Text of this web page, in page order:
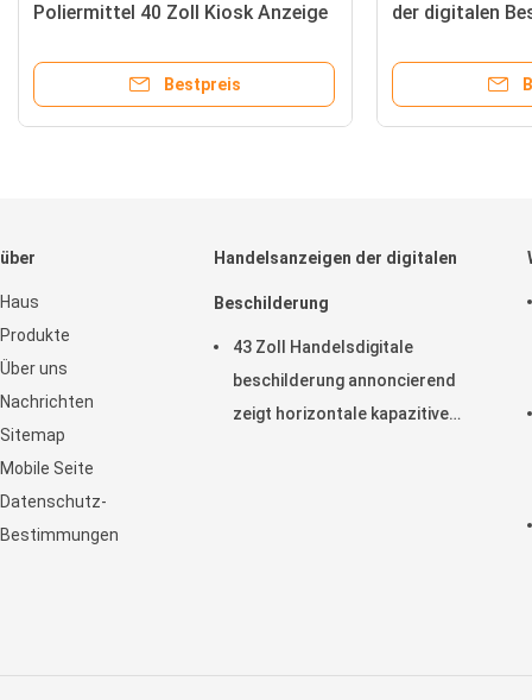
Poliermittel 40 Zoll Kiosk Anzeige
annoncierend
Bestpreis
der digitalen
Sie Funktion
über
Haus
Produkte
Über uns
Nachrichten
Sitemap
Mobile Seite
Datenschutz-
Bestimmungen
Handelsanzeigen der digitalen
Beschilderung
43 Zoll Handelsdigitale
beschilderung annoncierend
zeigt horizontale kapazitive